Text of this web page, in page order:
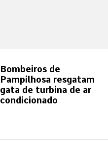
Bombeiros de
Pampilhosa resgatam
gata de turbina de ar
condicionado